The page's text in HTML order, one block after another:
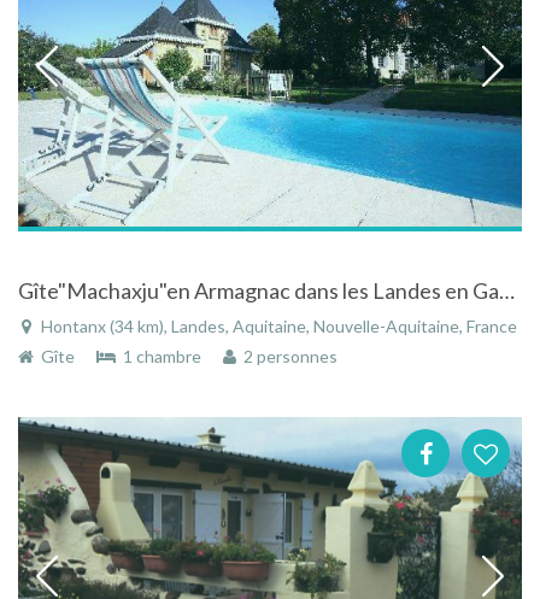
Gîte"Machaxju"en Armagnac dans les Landes en Gascogne avec piscine, spa
Hontanx (34 km), Landes, Aquitaine, Nouvelle-Aquitaine, France
Gîte
1 chambre 2 personnes